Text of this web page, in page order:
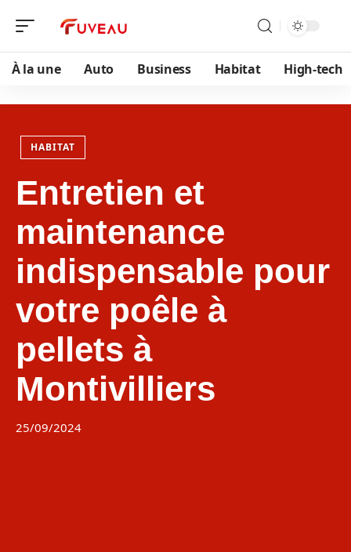
À la une Auto Business Habitat High-tech
HABITAT
Entretien et
maintenance
indispensable pour
votre poêle à
pellets à
Montivilliers
25/09/2024